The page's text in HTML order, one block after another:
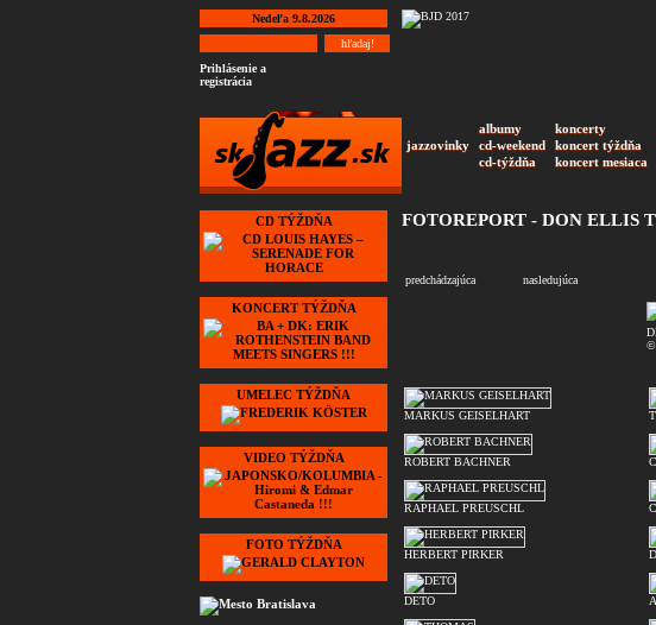
Nedeľa 9.8.2026
Prihlásenie a
registrácia
jazzovinky
albumy koncerty
cd-weekend koncert týždňa
cd-týždňa
koncert mesiaca
CD TÝŽDŇA
KONCERT TÝŽDŇA
UMELEC TÝŽDŇA
VIDEO TÝŽDŇA
FOTO TÝŽDŇA
FOTOREPORT - DON ELLIS
predchádzajúca nasledujúca
©
MARKUS GEISELHART
ROBERT BACHNER
RAPHAEL PREUSCHL
HERBERT PIRKER
DETO